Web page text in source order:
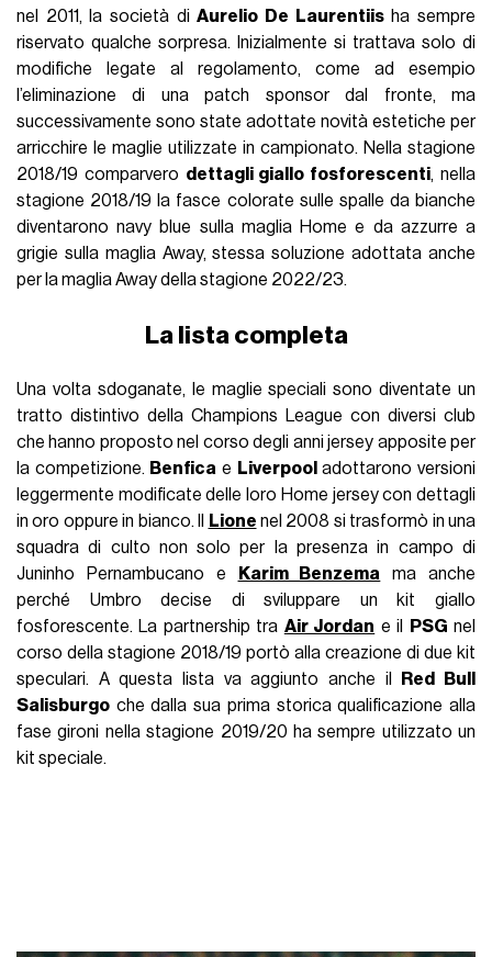
nel 2011, la società diAurelio De Laurentiisha sempre
riservato qualche sorpresa. Inizialmente si trattava solo di
modifiche legate al regolamento, come ad esempio
l’eliminazione di una patch sponsor dal fronte, ma
successivamente sono state adottate novità estetiche per
arricchire le maglie utilizzate in campionato. Nella stagione
2018/19 comparvero dettagli giallo fosforescenti, nella
stagione 2018/19 la fasce colorate sulle spalle da bianche
diventarono navy blue sulla maglia Home e da azzurre a
grigie sulla maglia Away, stessa soluzione adottata anche
per la maglia Away della stagione 2022/23.
La lista completa
Una volta sdoganate, le maglie speciali sono diventate un
tratto distintivo della Champions League con diversi club
che hanno proposto nel corso degli anni jersey apposite per
la competizione. Benfica e Liverpool adottarono versioni
leggermente modificate delle loro Home jersey con dettagli
in oro oppure in bianco. Il
Lione nel 2008 si trasformò in una
squadra di culto non solo per la presenza in campo di
Juninho Pernambucano e
Karim Benzema ma anche
perché Umbro decise di sviluppare un kit giallo
fosforescente. La partnership tra Air Jordan e il PSG nel
corso della stagione 2018/19 portò alla creazione di due kit
speculari. A questa lista va aggiunto anche il
Red Bull
Salisburgo che dalla sua prima storica qualificazione alla
fase gironi nella stagione 2019/20 ha sempre utilizzato un
kit speciale.